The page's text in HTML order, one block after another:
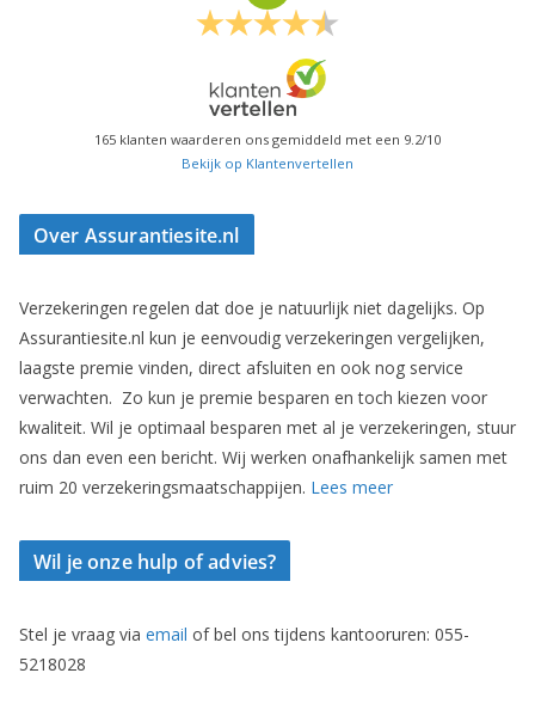
165 klanten waarderen ons gemiddeld met een 9.2/10
Bekijk op Klantenvertellen
Over Assurantiesite.nl
Verzekeringen regelen dat doe je natuurlijk niet dagelijks. Op
Assurantiesite.nl kun je eenvoudig verzekeringen vergelijken,
laagste premie vinden, direct afsluiten en ook nog service
verwachten. Zo kun je premie besparen en toch kiezen voor
kwaliteit. Wil je optimaal besparen met al je verzekeringen, stuur
ons dan even een bericht. Wij werken onafhankelijk samen met
ruim 20 verzekeringsmaatschappijen. Lees meer
Wil je onze hulp of advies?
Stel je vraag via email of bel ons tijdens kantooruren: 055-
5218028